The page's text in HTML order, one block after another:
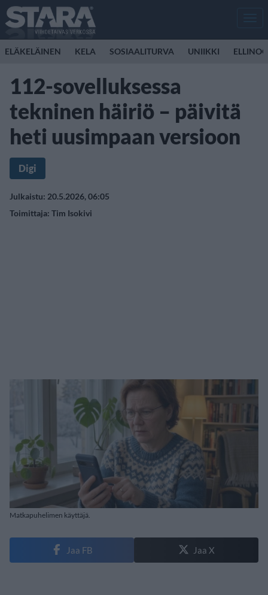
ELÄKELÄINEN KELA SOSIAALITURVA UNIIKKI
112-sovelluksessa
tekninen häiriö – päivitä
heti uusimpaan versioon
Digi
Julkaistu: 20.5.2026, 06:05
Toimittaja: Tim Isokivi
Matkapuhelimen käyttäjä.
Jaa FB Jaa X